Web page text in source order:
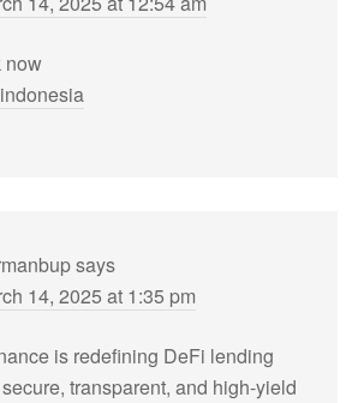
now
says
14, 2025 at 1:35 pm
is redefining DeFi lending
transparent, and high-yield